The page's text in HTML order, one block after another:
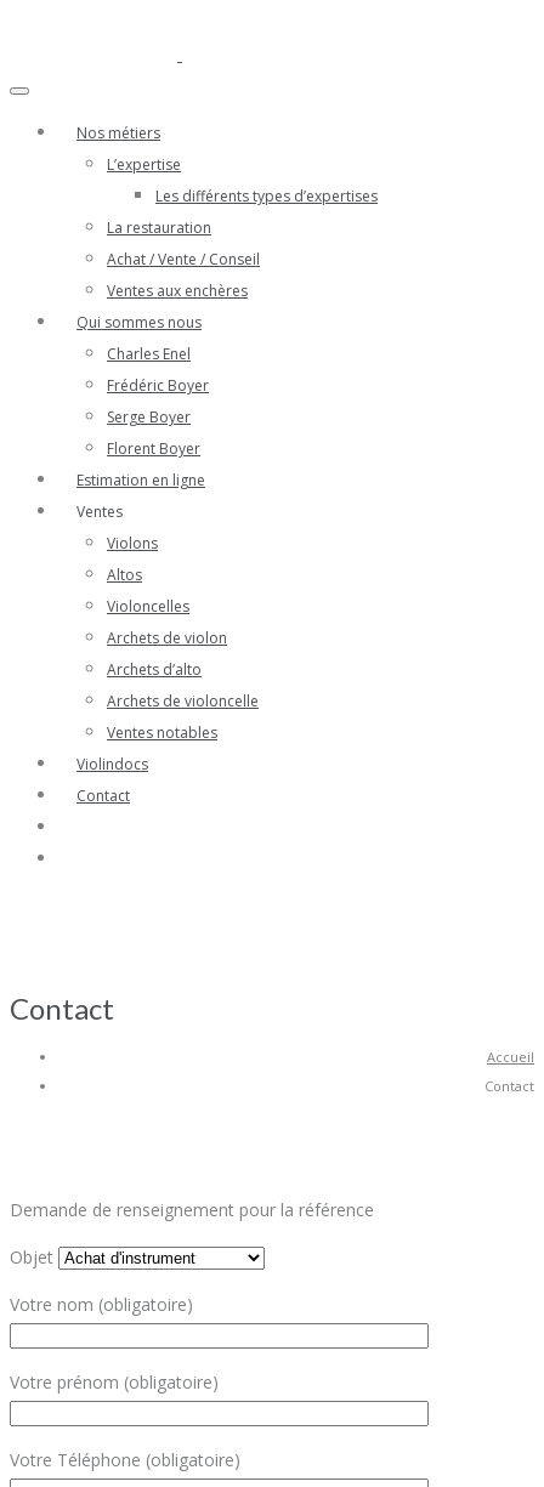
Nos métiers
L’expertise
Les différents types d’expertises
La restauration
Achat / Vente / Conseil
Ventes aux enchères
Qui sommes nous
Charles Enel
Frédéric Boyer
Serge Boyer
Florent Boyer
Estimation en ligne
Ventes
Violons
Altos
Violoncelles
Archets de violon
Archets d’alto
Archets de violoncelle
Ventes notables
Violindocs
Contact
Contact
Accueil
Contact
Demande de renseignement pour la référence
Objet
Votre nom (obligatoire)
Votre prénom (obligatoire)
Votre Téléphone (obligatoire)